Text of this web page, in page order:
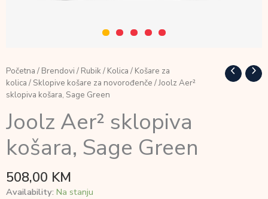
Početna / Brendovi / Rubik/ Kolica / Košare za
kolica / Sklopive košare za novorođenče / Joolz Aer²
sklopiva košara, Sage Green
Joolz Aer² sklopiva
košara, Sage Green
508,00 KM
Availability: Na stanju